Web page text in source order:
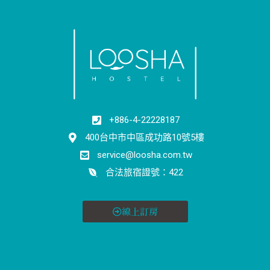
+886-4-22228187
400台中市中區成功路10號5樓
service@loosha.com.tw
合法旅宿證號：422
線上訂房